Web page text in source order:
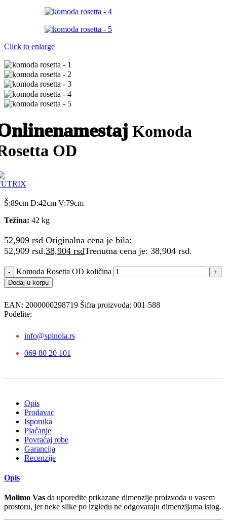
Click to enlarge
Komoda
OD
Š:89cm D:42cm V:79cm
Težina: 42 kg
52,909rsd Originalna cena je bila:
52,909 rsd.38,904 rsdTrenutna cena je: 38,904 rsd.
Komoda Rosetta OD količina
Dodaj u korpu
EAN: 2000000298719 Šifra proizvoda: 001-588
Podelite:
info@spinola.rs
069 80 20 101
Opis
Prodavac
Isporuka
Plaćanje
Povraćaj robe
Garancija
Recenzije
Opis
Molimo Vas da uporedite prikazane dimenzije proizvoda u vasem
prostoru, jer neke slike po izgledu ne odgovaraju dimenzijama istog.